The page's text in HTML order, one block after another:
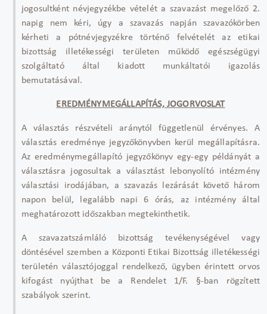
jogosultként névjegyzékbe vételét a szavazást megelőző 2.
napig nem kéri, úgy a szavazás napján szavazókörben
kérheti a pótnévjegyzékre történő felvételét az etikai
bizottság illetékességi területen működő egészségügyi
szolgáltató által kiadott munkáltatói igazolás
bemutatásával.
EREDMÉNYMEGÁLLAPÍTÁS, JOGORVOSLAT
A választás részvételi aránytól függetlenül érvényes. A
választás eredménye jegyzőkönyvben kerül megállapításra.
Az eredménymegállapító jegyzőkönyv egy-egy példányát a
választásra jogosultak a választást lebonyolító intézmény
választási irodájában, a szavazás lezárását követő három
napon belül, legalább napi 6 órás, az intézmény által
meghatározott időszakban megtekinthetik.
A szavazatszámláló bizottság tevékenységével vagy
döntésével szemben a Központi Etikai Bizottság illetékességi
területén választójoggal rendelkező, ügyben érintett orvos
kifogást nyújthat be a Rendelet 1/F. §-ban rögzített
szabályok szerint.